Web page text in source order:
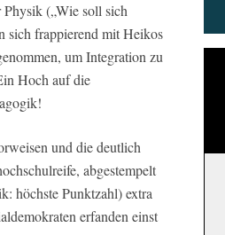
(„Wie soll sich
sich frappierend mit Heikos
um Integration zu
Hoch auf die
und die deutlich
abgestempelt
höchste Punktzahl) extra
erfanden einst